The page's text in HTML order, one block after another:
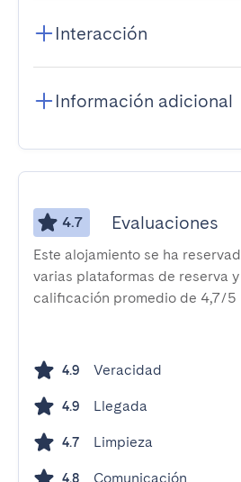
Interacción
Información adicional
4.7 Evaluaciones
Este alojamiento se ha
varias plataformas de reserva
calificación promedio de 4,7/5
4.9 Veracidad
4.9 Llegada
4.7 Limpieza
4.8 Comunicación